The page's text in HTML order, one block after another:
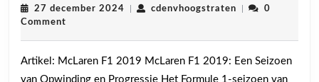
2019:
Seizoen
vol
27 december 2024 27
cdenvhoogstraten
0
Comment
Artikel: McLaren F1 2019 McLaren F1 2019: Een Seizoen
van Opwinding en Progressie Het Formule 1-seizoen van